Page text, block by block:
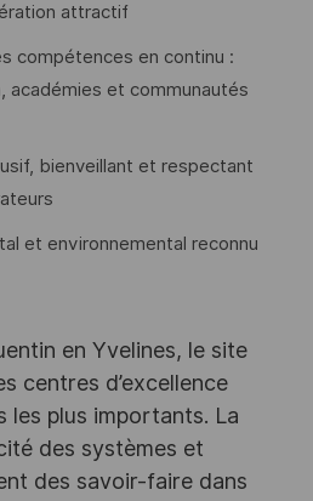
attractif
compétences en continu :
académies et communautés
bienveillant et respectant
et environnemental reconnu
en Yvelines, le site
centres d’excellence
les plus importants. La
des systèmes et
des savoir-faire dans